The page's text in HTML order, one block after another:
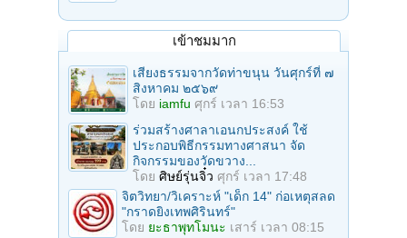
เข้าชมมาก
เสียงธรรมจากวัดท่าขนุน วันศุกร์ที่ ๗
สิงหาคม ๒๕๖๙
โดย iamfu ศุกร์ เวลา 16:53
ร่วมสร้างศาลาเอนกประสงค์ ใช้
ประกอบพิธีกรรมทางศาสนา จัด
กิจกรรมของวัดขวาง...
โดย ศิษย์รุ่นจิ๋ว ศุกร์ เวลา 17:48
จิตวิทยา/วิเคราะห์ "เด็ก 14" ก่อเหตุสลด
"กราดยิงเทพศิรินทร์"
โดย ยะธาพุทโมนะ เสาร์ เวลา 08:15